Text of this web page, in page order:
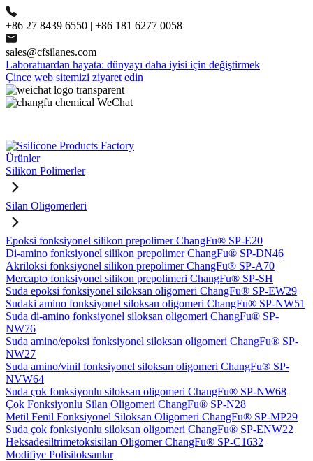
+86 27 8439 6550 | +86 181 6277 0058
sales@cfsilanes.com
Laboratuardan hayata: dünyayı daha iyisi için değiştirmek
Çince web sitemizi ziyaret edin
Ürünler
Silikon Polimerler
Silan Oligomerleri
Epoksi fonksiyonel silikon prepolimer ChangFu® SP-E20
Di-amino fonksiyonel silikon prepolimer ChangFu® SP-DN46
Akriloksi fonksiyonel silikon prepolimer ChangFu® SP-A70
Mercapto fonksiyonel silikon prepolimeri ChangFu® SP-SH
Suda epoksi fonksiyonel siloksan oligomeri ChangFu® SP-EW29
Sudaki amino fonksiyonel siloksan oligomeri ChangFu® SP-NW51
Suda di-amino fonksiyonel siloksan oligomeri ChangFu® SP-
NW76
Suda amino/epoksi fonksiyonel siloksan oligomeri ChangFu® SP-
NW27
Suda amino/vinil fonksiyonel siloksan oligomeri ChangFu® SP-
NVW64
Suda çok fonksiyonlu siloksan oligomeri ChangFu® SP-NW68
Çok Fonksiyonlu Silan Oligomeri ChangFu® SP-N28
Metil Fenil Fonksiyonel Siloksan Oligomeri ChangFu® SP-MP29
Suda çok fonksiyonlu siloksan oligomeri ChangFu® SP-ENW22
Heksadesiltrimetoksisilan Oligomer ChangFu® SP-C1632
Modifiye Polisiloksanlar